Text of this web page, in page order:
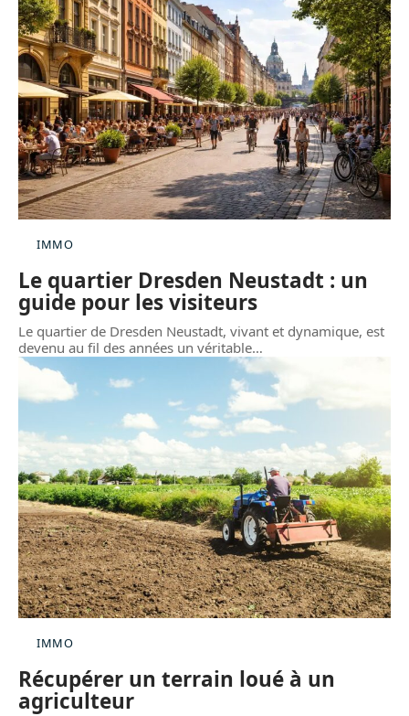
IMMO
Le quartier Dresden Neustadt : un
guide pour les visiteurs
Le quartier de Dresden Neustadt, vivant et dynamique, est
devenu au fil des années un véritable…
IMMO
Récupérer un terrain loué à un
agriculteur